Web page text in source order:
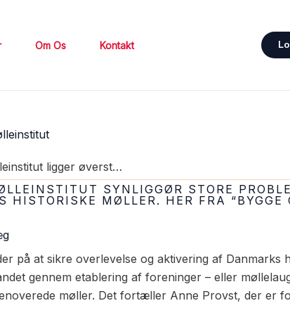
Om Os Kontakt
ligger øverst…
SYNLIGGØR STORE
HISTORISKE MØLLER. HER FRA “BYGGE
på at sikre overlevelse og aktivering af Danmarks
gennem etablering af foreninger – eller
møller. Det fortæller Anne Provst, der er